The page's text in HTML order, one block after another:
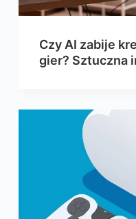
Czy AI zabije
gier? Sztuczna